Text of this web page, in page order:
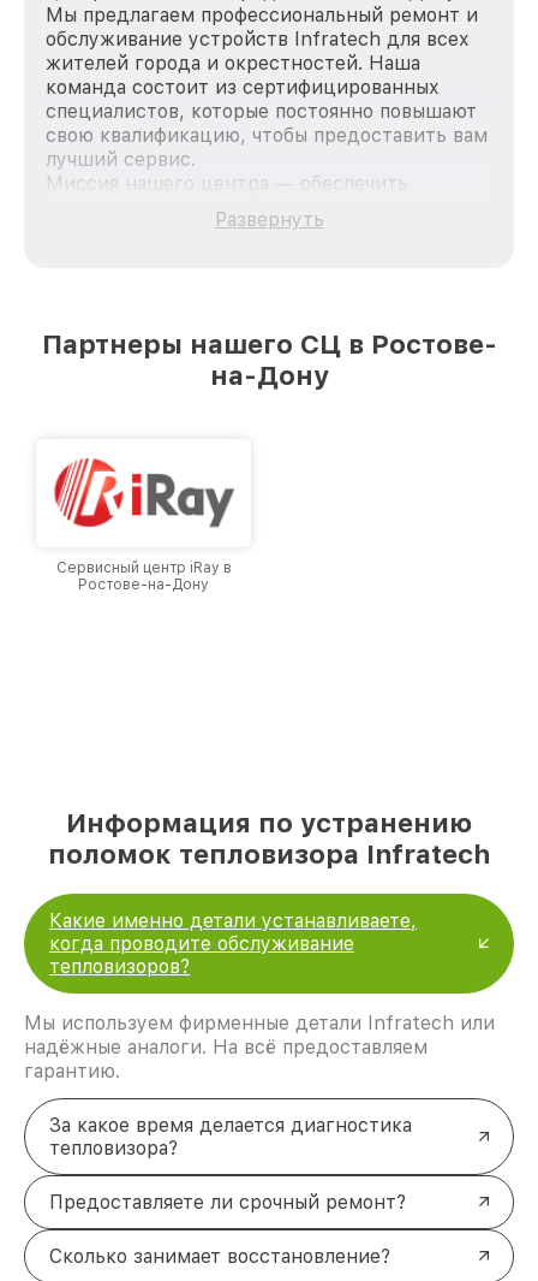
Мы предлагаем профессиональный ремонт и
обслуживание устройств Infratech для всех
жителей города и окрестностей. Наша
команда состоит из сертифицированных
специалистов, которые постоянно повышают
свою квалификацию, чтобы предоставить вам
лучший сервис.
Миссия нашего центра — обеспечить
качественный и доступный ремонт для
каждого пользователя продукции Infratech,
лучшим сервисным центром Infratech в
городе Ростове-на-Дону, постоянно повышая
Развернуть
Партнеры нашего СЦ в Ростове-
на-Дону
Сервисный центр iRay в
Ростове-на-Дону
Информация по устранению
поломок тепловизора Infratech
Какие именно детали устанавливаете,
когда проводите обслуживание
тепловизоров?
Мы используем фирменные детали Infratech или
надёжные аналоги. На всё предоставляем
гарантию.
За какое время делается диагностика
тепловизора?
Предоставляете ли срочный ремонт?
Сколько занимает восстановление?